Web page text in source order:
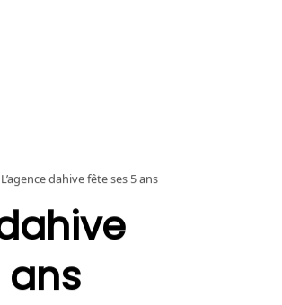
L’agence dahive fête ses 5 ans
ans